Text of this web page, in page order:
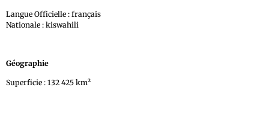
Langue Officielle : français
Nationale : kiswahili
Géographie
Superficie : 132 425 km²